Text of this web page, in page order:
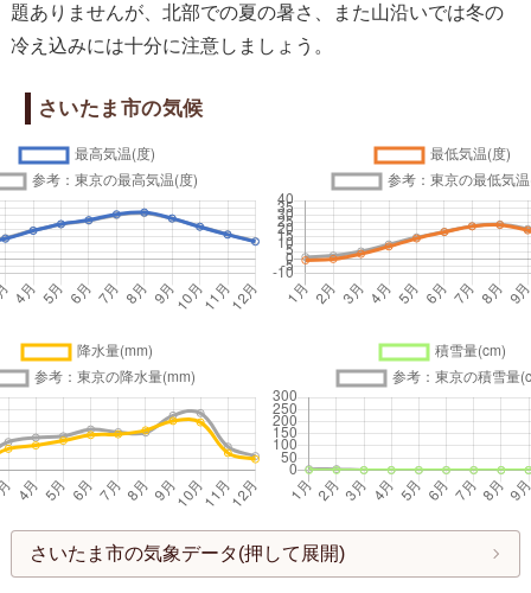
題ありませんが、北部での夏の暑さ、また山沿いでは冬の
冷え込みには十分に注意しましょう。
さいたま市の気候
さいたま市の気象データ(押して展開)